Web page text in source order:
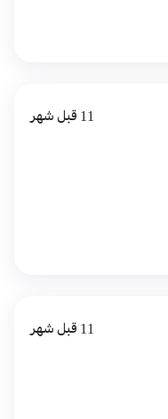
11 قبل شهر
11 قبل شهر